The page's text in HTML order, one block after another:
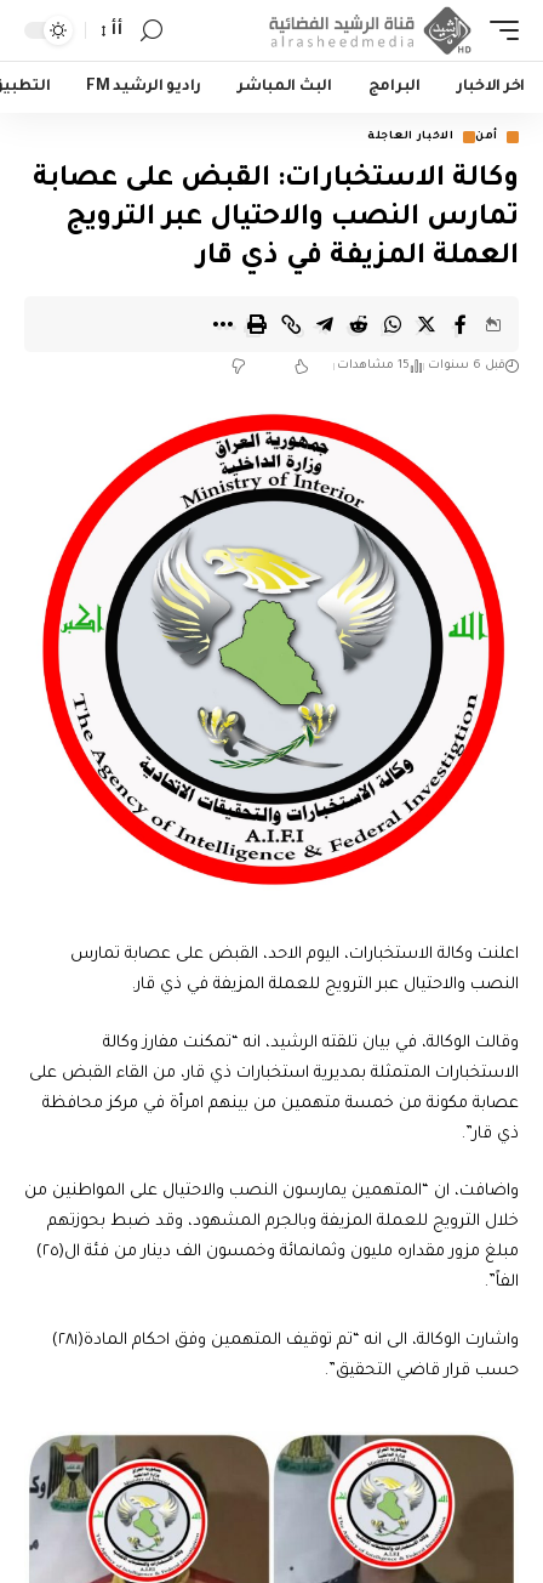
أأ
اخر الاخبار البرامج البث المباشر راديو الرشيد FM
أمن الاخبار العاجلة
وكالة الاستخبارات: القبض على عصابة
تمارس النصب والاحتيال عبر الترويج
العملة المزيفة في ذي قار
قبل 6 سنوات 15 مشاهدات
اعلنت وكالة الاستخبارات، اليوم الاحد، القبض على عصابة تمارس
النصب والاحتيال عبر الترويج للعملة المزيفة في ذي قار.
وقالت الوكالة، في بيان تلقته الرشيد، انه “تمكنت مفارز وكالة
الاستخبارات المتمثلة بمديرية استخبارات ذي قار، من القاء القبض على
عصابة مكونة من خمسة متهمين من بينهم امرأة في مركز محافظة
ذي قار”.
واضافت، ان “المتهمين يمارسون النصب والاحتيال على المواطنين من
خلال الترويج للعملة المزيفة وبالجرم المشهود، وقد ضبط بحوزتهم
مبلغ مزور مقداره مليون وثمانمائة وخمسون الف دينار من فئة ال(٢٥)
الفاً”.
واشارت الوكالة، الى انه “تم توقيف المتهمين وفق احكام المادة(٢٨١)
حسب قرار قاضي التحقيق”.